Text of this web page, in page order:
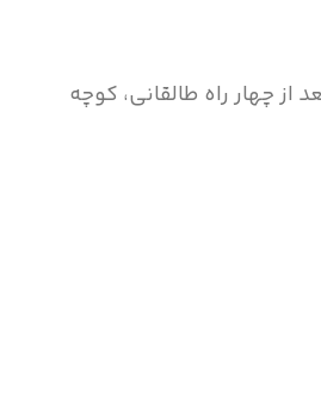
از چهار راه طالقانی، کوچه